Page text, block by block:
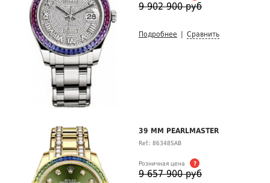
9 902 900 руб
Подробнее Сравнить
39 MM PEARLMASTER
Ref.: 86348SAB
Розничная цена ?
9 657 900 руб